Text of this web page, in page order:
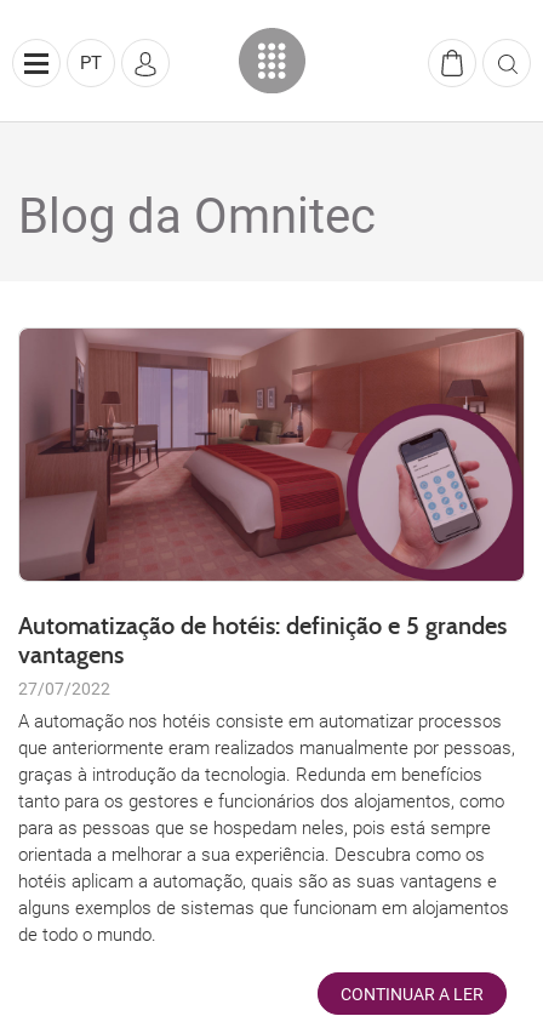
PT
Blog da Omnitec
Automatização de hotéis: definição e 5 grandes
vantagens
27/07/2022
A automação nos hotéis consiste em automatizar processos
que anteriormente eram realizados manualmente por pessoas,
graças à introdução da tecnologia. Redunda em benefícios
tanto para os gestores e funcionários dos alojamentos, como
para as pessoas que se hospedam neles, pois está sempre
orientada a melhorar a sua experiência. Descubra como os
hotéis aplicam a automação, quais são as suas vantagens e
alguns exemplos de sistemas que funcionam em alojamentos
de todo o mundo.
CONTINUAR A LER